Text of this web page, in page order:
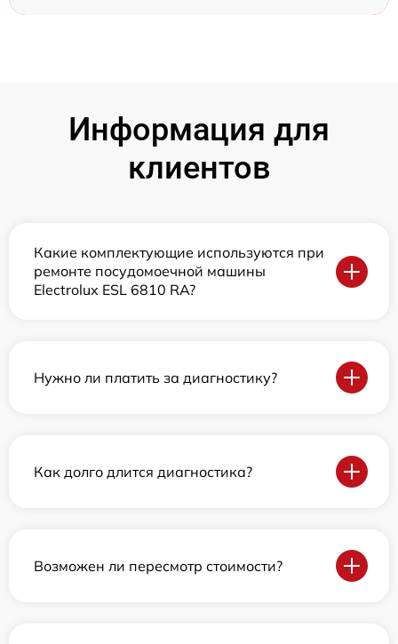
Информация для
клиентов
Какие комплектующие используются при
ремонте посудомоечной машины
Electrolux ESL 6810 RA?
Нужно ли платить за диагностику?
Как долго длится диагностика?
Возможен ли пересмотр стоимости?